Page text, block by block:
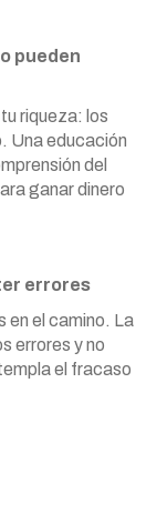
pueden
riqueza: los
Una educación
del
ganar dinero
errores
en el camino. La
errores y no
el fracaso